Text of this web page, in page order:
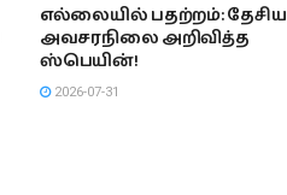
எல்லையில் பதற்றம்: தேசிய
அவசரநிலை அறிவித்த
ஸ்பெயின்!
2026-07-31